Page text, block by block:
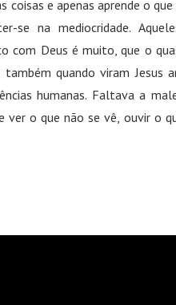
coisas e apenas aprende o
se na mediocridade.
com Deus é muito, que o
quando viram Jesus
humanas. Faltava a
ver o que não se vê, ouvir o